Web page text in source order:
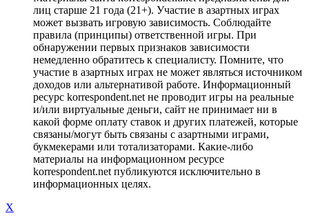
лиц старше 21 года (21+). Участие в азартных играх
может вызвать игровую зависимость. Соблюдайте
правила (принципы) ответственной игры. При
обнаружении первых признаков зависимости
немедленно обратитесь к специалисту. Помните, что
участие в азартных играх не может являться источником
доходов или альтернативой работе. Информационный
ресурс korrespondent.net не проводит игры на реальные
и/или виртуальные деньги, сайт не принимает ни в
какой форме оплату ставок и других платежей, которые
связаны/могут быть связаны с азартными играми,
букмекерами или тотализаторами. Какие-либо
материалы на информационном ресурсе
korrespondent.net публикуются исключительно в
информационных целях.
X